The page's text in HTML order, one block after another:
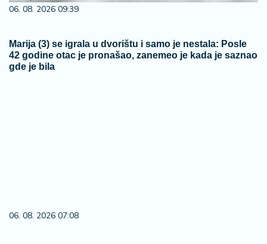
06. 08. 2026 09:39
Marija (3) se igrala u dvorištu i samo je nestala: Posle
42 godine otac je pronašao, zanemeo je kada je saznao
gde je bila
06. 08. 2026 07:08